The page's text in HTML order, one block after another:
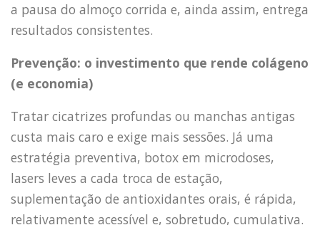
a pausa do almoço corrida e, ainda assim, entrega
resultados consistentes.
Prevenção: o investimento que rende colágeno
(e economia)
Tratar cicatrizes profundas ou manchas antigas
custa mais caro e exige mais sessões. Já uma
estratégia preventiva, botox em microdoses,
lasers leves a cada troca de estação,
suplementação de antioxidantes orais, é rápida,
relativamente acessível e, sobretudo, cumulativa.